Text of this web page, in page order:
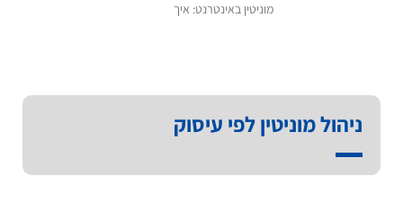
מוניטין באינטרנט: איך
ניהול מוניטין לפי עיסוק